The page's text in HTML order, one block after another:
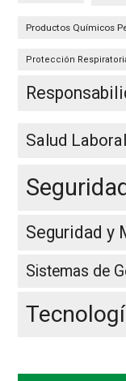
Productos Químicos
Protección
Salud Laboral
Seguridad y
Sistemas de